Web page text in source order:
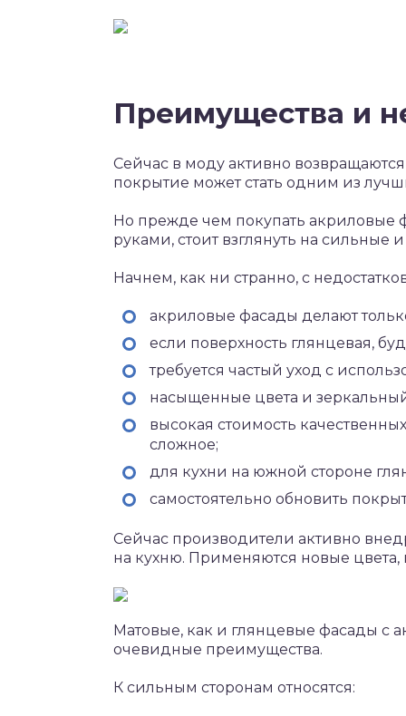
Преимущества и
Сейчас в моду активно
покрытие может стать одним из
Но прежде чем покупать акриловые
руками, стоит взглянуть на сильные
Начнем, как ни странно, с
акриловые фасады делают
если поверхность глянцевая,
требуется частый уход с
насыщенные цвета и
высокая стоимость
сложное;
для кухни на южной стороне
самостоятельно обновить
Сейчас производители активно
на кухню. Применяются новые
Матовые, как и глянцевые фасады с
очевидные преимущества.
К сильным сторонам относятся: